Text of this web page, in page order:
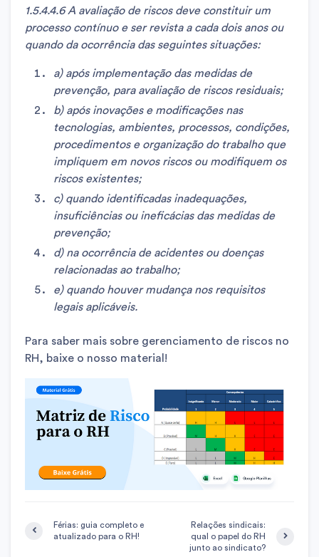
1.5.4.4.6 A avaliação de riscos deve constituir um
processo contínuo e ser revista a cada dois anos ou
quando da ocorrência das seguintes situações:
a) após implementação das medidas de
prevenção, para avaliação de riscos residuais;
b) após inovações e modificações nas
tecnologias, ambientes, processos, condições,
procedimentos e organização do trabalho que
impliquem em novos riscos ou modifiquem os
riscos existentes;
c) quando identificadas inadequações,
insuficiências ou ineficácias das medidas de
prevenção;
d) na ocorrência de acidentes ou doenças
relacionadas ao trabalho;
e) quando houver mudança nos requisitos
legais aplicáveis.
Para saber mais sobre gerenciamento de riscos no
RH, baixe o nosso material!
Férias: guia completo e
atualizado para o RH!
Relações sindicais:
qual o papel do RH
junto ao sindicato?